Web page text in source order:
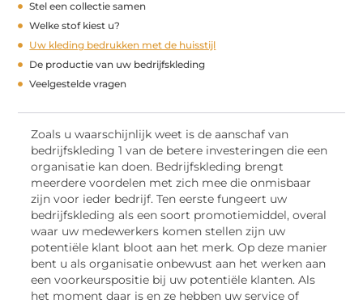
Stel een collectie samen
Welke stof kiest u?
Uw kleding bedrukken met de huisstijl
De productie van uw bedrijfskleding
Veelgestelde vragen
Zoals u waarschijnlijk weet is de aanschaf van
bedrijfskleding 1 van de betere investeringen die een
organisatie kan doen. Bedrijfskleding brengt
meerdere voordelen met zich mee die onmisbaar
zijn voor ieder bedrijf. Ten eerste fungeert uw
bedrijfskleding als een soort promotiemiddel, overal
waar uw medewerkers komen stellen zijn uw
potentiële klant bloot aan het merk. Op deze manier
bent u als organisatie onbewust aan het werken aan
een voorkeurspositie bij uw potentiële klanten. Als
het moment daar is en ze hebben uw service of